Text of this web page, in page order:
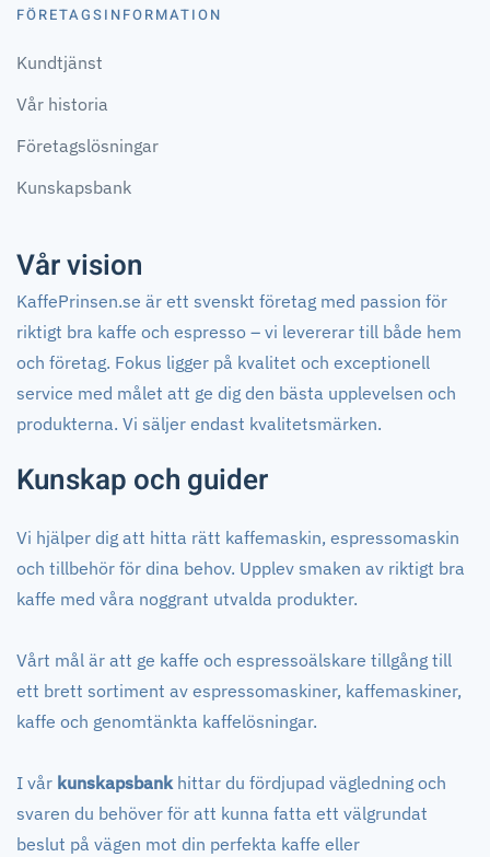
FÖRETAGSINFORMATION
Kundtjänst
Vår historia
Företagslösningar
Kunskapsbank
Vår vision
KaffePrinsen.se är ett svenskt företag med passion för
riktigt bra kaffe och espresso – vi levererar till både hem
och företag. Fokus ligger på kvalitet och exceptionell
service med målet att ge dig den bästa upplevelsen och
produkterna. Vi säljer endast kvalitetsmärken.
Kunskap och guider
Vi hjälper dig att hitta rätt kaffemaskin, espressomaskin
och tillbehör för dina behov. Upplev smaken av riktigt bra
kaffe med våra noggrant utvalda produkter.
Vårt mål är att ge kaffe och espressoälskare tillgång till
ett brett sortiment av espressomaskiner, kaffemaskiner,
kaffe och genomtänkta kaffelösningar.
I vår kunskapsbankhittar du fördjupad vägledning och
svaren du behöver för att kunna fatta ett välgrundat
beslut på vägen mot din perfekta kaffe eller